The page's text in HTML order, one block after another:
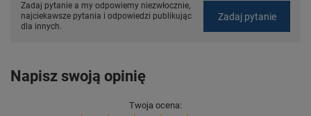
Zadaj pytanie a my odpowiemy niezwłocznie,
najciekawsze pytania i odpowiedzi publikując
dla innych.
Zadaj pytanie
Napisz swoją opinię
Twoja ocena: